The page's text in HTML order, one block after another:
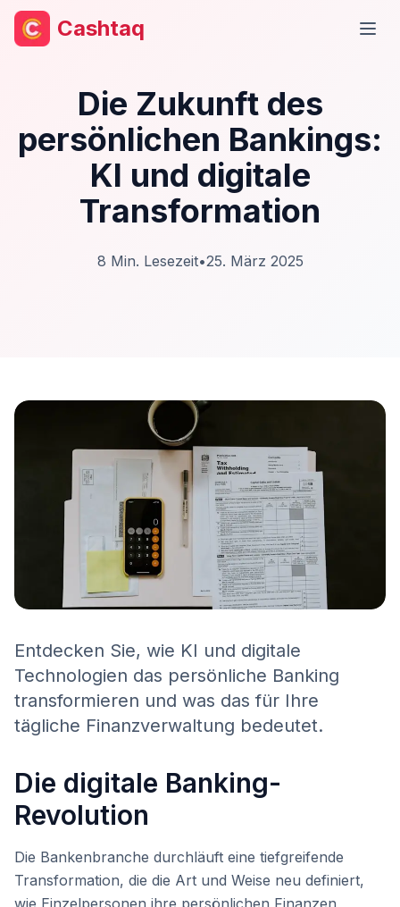
Cashtaq
Die Zukunft des
persönlichen Bankings:
KI und digitale
Transformation
8 Min. Lesezeit•25. März 2025
Entdecken Sie, wie KI und digitale
Technologien das persönliche Banking
transformieren und was das für Ihre
tägliche Finanzverwaltung bedeutet.
Die digitale Banking-
Revolution
Die Bankenbranche durchläuft eine tiefgreifende
Transformation, die die Art und Weise neu definiert,
wie Einzelpersonen ihre persönlichen Finanzen